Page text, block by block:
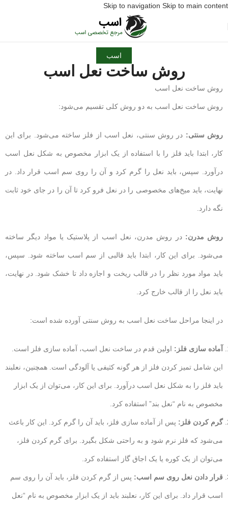
Skip to navigation Skip to main content
اسب
روش ساخت نعل اسب
روش ساخت نعل اسب
روش ساخت نعل اسب به دو روش کلی تقسیم می‌شود:
روش سنتی: در روش سنتی، نعل اسب از فلز ساخته می‌شود. برای این
کار، ابتدا باید فلز را با استفاده از یک ابزار مخصوص به شکل نعل اسب
درآورد. سپس، باید نعل را گرم کرد و آن را روی سم اسب قرار داد. در
نهایت، باید میخ‌های مخصوصی را در نعل فرو کرد تا آن را در جای خود ثابت
نگه دارد.
روش مدرن: در روش مدرن، نعل اسب از پلاستیک یا مواد دیگر ساخته
می‌شود. برای این کار، ابتدا باید قالبی از سم اسب ساخته شود. سپس،
باید مواد مورد نظر را در قالب ریخت و اجازه داد تا خشک شود. در نهایت،
باید نعل را از قالب خارج کرد.
در اینجا مراحل ساخت نعل اسب به روش سنتی آورده شده است:
آماده سازی فلز: اولین قدم در ساخت نعل اسب، آماده سازی فلز است.
این شامل تمیز کردن فلز از هر گونه کثیفی یا آلودگی است. همچنین، نعلبند
باید فلز را به شکل نعل اسب درآورد. برای این کار، می‌توان از یک ابزار
مخصوص به نام “نعل بند” استفاده کرد.
گرم کردن فلز: پس از آماده سازی فلز، باید آن را گرم کرد. این کار باعث
می‌شود که فلز نرم شود و به راحتی شکل بگیرد. برای گرم کردن فلز،
می‌توان از یک کوره یا یک اجاق گاز استفاده کرد.
قرار دادن نعل روی سم اسب: پس از گرم کردن فلز، باید آن را روی سم
اسب قرار داد. برای این کار، نعلبند باید از یک ابزار مخصوص به نام “نعل